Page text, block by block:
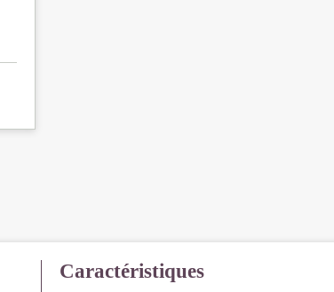
Caractéristiques